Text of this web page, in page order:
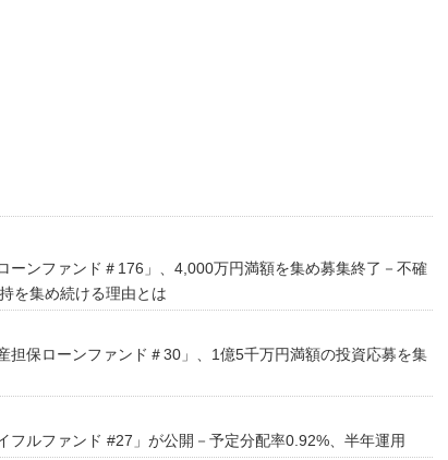
ーンファンド＃176」、4,000万円満額を集め募集終了－不確
を集め続ける理由とは
担保ローンファンド＃30」、1億5千万円満額の投資応募を集
フルファンド #27」が公開－予定分配率0.92%、半年運用